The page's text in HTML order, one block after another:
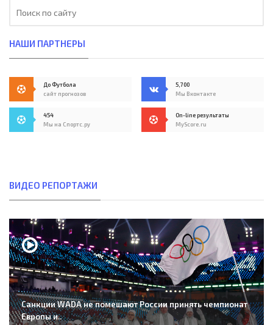
НАШИ ПАРТНЕРЫ
До Футбола
сайт прогнозов
5,700
Мы Вконтакте
454
Мы на Спортс.ру
On-line результаты
MyScore.ru
ВИДЕО РЕПОРТАЖИ
Санкции WADA не помешают России принять чемпионат
Европы и..